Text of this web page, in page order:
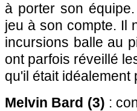
à porter son
jeu à son compte. Il
incursions balle au
ont parfois réveillé
qu'il était idéalement
Melvin Bard (3) :